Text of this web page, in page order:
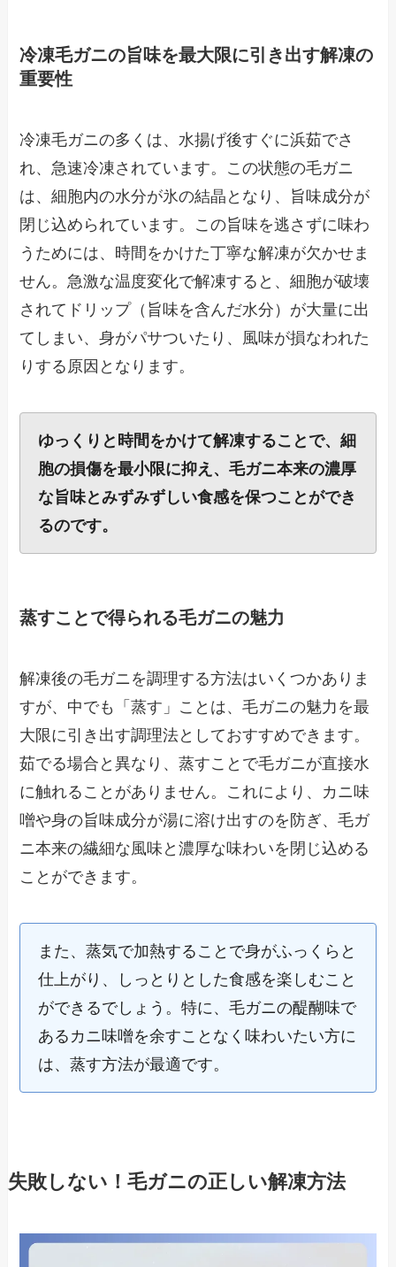
冷凍毛ガニの旨味を最大限に引き出す解凍の
重要性
冷凍毛ガニの多くは、水揚げ後すぐに浜茹でさ
れ、急速冷凍されています。この状態の毛ガニ
は、細胞内の水分が氷の結晶となり、旨味成分が
閉じ込められています。この旨味を逃さずに味わ
うためには、時間をかけた丁寧な解凍が欠かせま
せん。急激な温度変化で解凍すると、細胞が破壊
されてドリップ（旨味を含んだ水分）が大量に出
てしまい、身がパサついたり、風味が損なわれた
りする原因となります。
ゆっくりと時間をかけて解凍することで、細
胞の損傷を最小限に抑え、毛ガニ本来の濃厚
な旨味とみずみずしい食感を保つことができ
るのです。
蒸すことで得られる毛ガニの魅力
解凍後の毛ガニを調理する方法はいくつかありま
すが、中でも「蒸す」ことは、毛ガニの魅力を最
大限に引き出す調理法としておすすめできます。
茹でる場合と異なり、蒸すことで毛ガニが直接水
に触れることがありません。これにより、カニ味
噌や身の旨味成分が湯に溶け出すのを防ぎ、毛ガ
ニ本来の繊細な風味と濃厚な味わいを閉じ込める
ことができます。
また、蒸気で加熱することで身がふっくらと
仕上がり、しっとりとした食感を楽しむこと
ができるでしょう。特に、毛ガニの醍醐味で
あるカニ味噌を余すことなく味わいたい方に
は、蒸す方法が最適です。
失敗しない！毛ガニの正しい解凍方法